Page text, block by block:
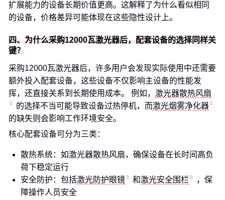
扩展能力的设备长期价值更高。这解释了为什么看似相同
的设备，价格差异可能体现在这些隐性设计上。
四、为什么采购12000瓦激光器后，配套设备的选择同样关
键？
采购12000瓦激光器后，许多用户会发现实际使用中还需要
额外投入配套设备，这些设备不仅影响主设备的性能发
挥，还直接关系到长期使用成本。 例如， 激光器散热风扇
的选择不当可能导致设备过热停机，而激光烟雾净化器
的缺失则会影响工作环境安全。
核心配套设备可分为三类：
散热系统：如激光器散热风扇，确保设备在长时间高负
荷下稳定运行
安全防护：包括激光防护眼镜 和激光安全围栏
，保
障操作人员安全